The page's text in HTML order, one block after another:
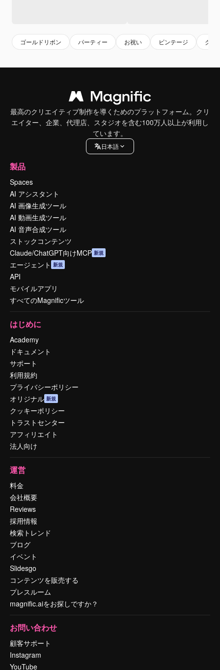
ゴールドリボン パーティー お祝い ビンテージ クラ
最高のクリエイティブ制作を導くためのプラットフォーム。クリ
エイター、企業、代理店、スタジオを含む100万人以上が利用し
ています。
日本語
製品
Spaces
AI アシスタント
AI 画像生成ツール
AI 動画生成ツール
AI 音声合成ツール
ストックコンテンツ
Claude/ChatGPT向けMCP 新規
エージェント 新規
API
モバイルアプリ
すべてのMagnificツール
はじめに
Academy
ドキュメント
サポート
利用規約
プライバシーポリシー
オリジナル 新規
クッキーポリシー
トラストセンター
アフィリエイト
法人向け
運営
料金
会社概要
Reviews
採用情報
検索トレンド
ブログ
イベント
Slidesgo
コンテンツを販売する
プレスルーム
magnific.aiをお探しですか？
お問い合わせ
顧客サポート
Instagram
YouTube